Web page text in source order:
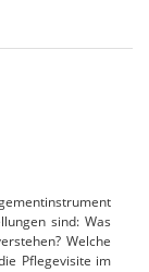
sind: Was
Welche
Pflegevisite im